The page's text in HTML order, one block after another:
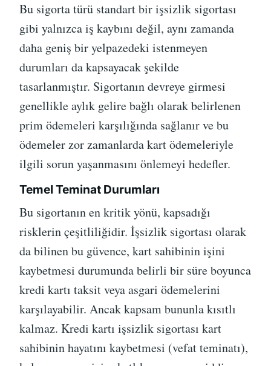
Bu sigorta türü standart bir işsizlik sigortası
gibi yalnızca iş kaybını değil, aynı zamanda
daha geniş bir yelpazedeki istenmeyen
durumları da kapsayacak şekilde
tasarlanmıştır. Sigortanın devreye girmesi
genellikle aylık gelire bağlı olarak belirlenen
prim ödemeleri karşılığında sağlanır ve bu
ödemeler zor zamanlarda kart ödemeleriyle
ilgili sorun yaşanmasını önlemeyi hedefler.
Temel Teminat Durumları
Bu sigortanın en kritik yönü, kapsadığı
risklerin çeşitliliğidir. İşsizlik sigortası olarak
da bilinen bu güvence, kart sahibinin işini
kaybetmesi durumunda belirli bir süre boyunca
kredi kartı taksit veya asgari ödemelerini
karşılayabilir. Ancak kapsam bununla kısıtlı
kalmaz. Kredi kartı işsizlik sigortası kart
sahibinin hayatını kaybetmesi (vefat teminatı),